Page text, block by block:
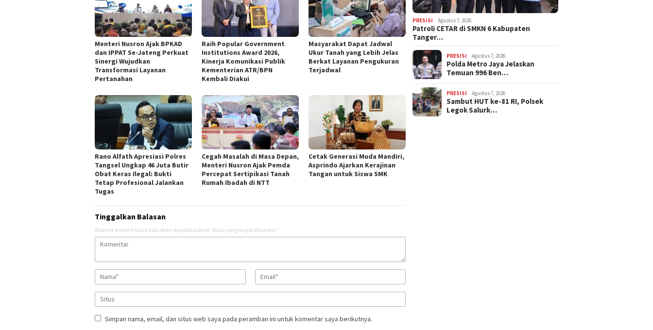
Menteri Nusron Ajak BPKAD
dan IPPAT Se-Jateng Perkuat
Sinergi Wujudkan
Transformasi Layanan
Pertanahan
Raih Popular Government
Institutions Award 2026,
Kinerja Komunikasi Publik
Kementerian ATR/BPN
Kembali Diakui
‎Masyarakat Dapat Jadwal
Ukur Tanah yang Lebih Jelas
Berkat Layanan Pengukuran
Terjadwal
Rano Alfath Apresiasi Polres
Tangsel Ungkap 46 Juta Butir
Obat Keras Ilegal: Bukti
Tetap Profesional Jalankan
Tugas
‎Cegah Masalah di Masa Depan,
Menteri Nusron Ajak Pemda
Percepat Sertipikasi Tanah
Rumah Ibadah di NTT ‎
Cetak Generasi Muda Mandiri,
Asprindo Ajarkan Kerajinan
Tangan untuk Siswa SMK
Tinggalkan Balasan
Alamat email Anda tidak akan dipublikasikan. Ruas yang wajib ditandai *
Simpan nama, email, dan situs web saya pada peramban ini untuk komentar saya berikutnya.
PRESISI Agustus 7, 2026
Patroli CETAR di SMKN 6 Kabupaten
Tanger…
PRESISI Agustus 7, 2026
Polda Metro Jaya Jelaskan
Temuan 996 Ben…
PRESISI Agustus 7, 2026
Sambut HUT ke-81 RI, Polsek
Legok Salurk…